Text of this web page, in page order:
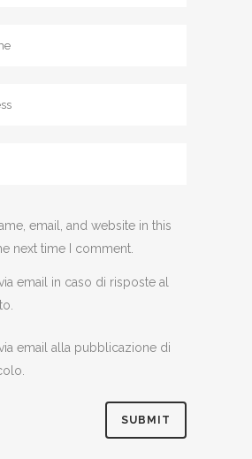
email, and website in this
next time I comment.
email in caso di risposte al
email alla pubblicazione di